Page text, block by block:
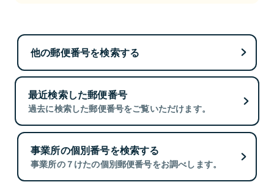
他の郵便番号を検索する
最近検索した郵便番号
過去に検索した郵便番号をご覧いただけます。
事業所の個別番号を検索する
事業所の７けたの個別郵便番号をお調べします。